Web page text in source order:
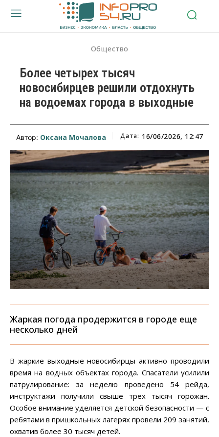
Общество
Более четырех тысяч
новосибирцев решили отдохнуть
на водоемах города в выходные
Автор: Оксана Мочалова Дата: 16/06/2026, 12:47
Жаркая погода продержится в городе еще
несколько дней
В жаркие выходные новосибирцы активно проводили
время на водных объектах города. Спасатели усилили
патрулирование: за неделю проведено 54 рейда,
инструктажи получили свыше трех тысяч горожан.
Особое внимание уделяется детской безопасности — с
ребятами в пришкольных лагерях провели 209 занятий,
охватив более 30 тысяч детей.